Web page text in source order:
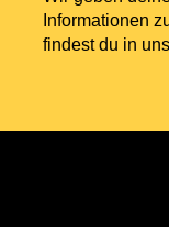
Informationen
findest du in